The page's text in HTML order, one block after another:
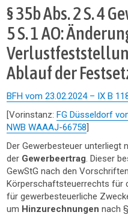
§ 35b Abs. 2 S. 4
5 S. 1 AO:
Ablauf der
BFH vom 23.02.2024 – IX B
[Vorinstanz:FG Düsseldorf
NWB WAAAJ-66758]
Der Gewerbesteuer unterliegt
der Gewerbeertrag. Dieser
GewStG nach den
Körperschaftsteuerrechts für
für gewerbesteuerliche
um Hinzurechnungennach